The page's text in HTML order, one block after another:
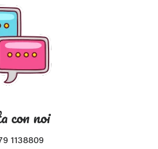
con noi
1138809